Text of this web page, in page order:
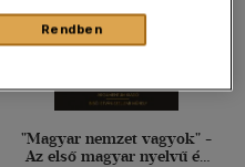
"Magyar nemzet vagyok" -
Az első magyar nyelvű és
Rendben